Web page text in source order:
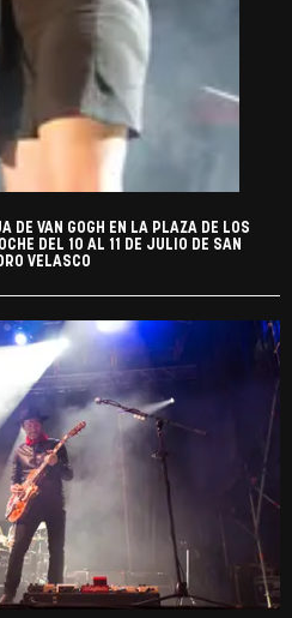
DE VAN GOGH EN LA PLAZA DE LOS
DEL 10 AL 11 DE JULIO DE SAN
VELASCO